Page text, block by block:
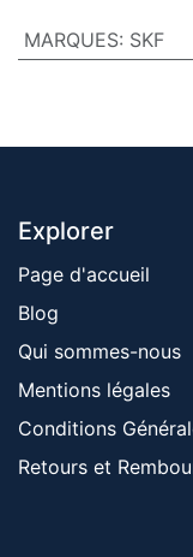
MARQUES: SKF
Explorer
Page d'accueil
Blog
Qui sommes-nous
Mentions ​légales
Conditions
Retours et